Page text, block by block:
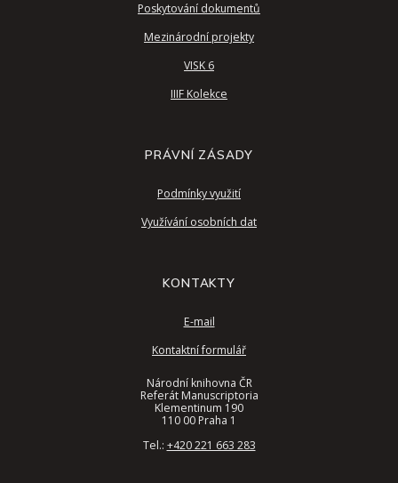
Poskytování dokumentů
Mezinárodní projekty
VISK 6
IIIF Kolekce
PRÁVNÍ ZÁSADY
Podmínky využití
Využívání osobních dat
KONTAKTY
E-mail
Kontaktní formulář
Národní knihovna ČR
Referát Manuscriptoria
Klementinum 190
110 00 Praha 1
Tel.: +420 221 663 283